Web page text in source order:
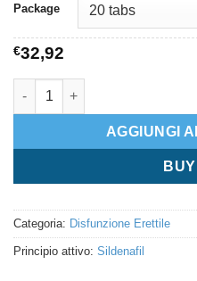
Package
€32,92
Sildigra Gold quantità
AGGIUNGI
Categoria: Disfunzione Erettile
Principio attivo: Sildenafil